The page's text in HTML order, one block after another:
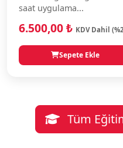
saat uygulama...
6.500,00 ₺ KDV Dahil
Sepete Ekle
Tüm